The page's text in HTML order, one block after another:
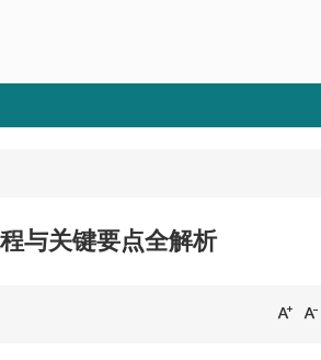
与关键要点全解析